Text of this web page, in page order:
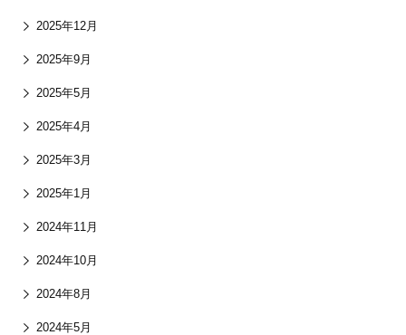
2025年12月
2025年9月
2025年5月
2025年4月
2025年3月
2025年1月
2024年11月
2024年10月
2024年8月
2024年5月